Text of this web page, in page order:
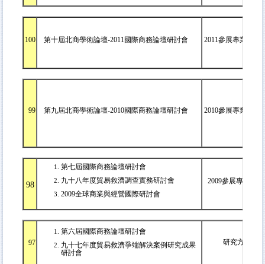
100 第十屆北商學術論壇-2011國際商務論壇研討會 2011參展專業人才
99 第九屆北商學術論壇-2010國際商務論壇研討會 2010參展專業人才
98
第七屆國際商務論壇研討會
九十八年度貿易救濟調查實務研討會
2009全球商業與經營國際研討會
2009參展專業人
97
第六屆國際商務論壇研討會
九十七年度貿易救濟爭端解決案例研究成果
研討會
研究方法研